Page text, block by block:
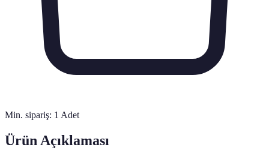
Min. sipariş: 1 Adet
Ürün Açıklaması